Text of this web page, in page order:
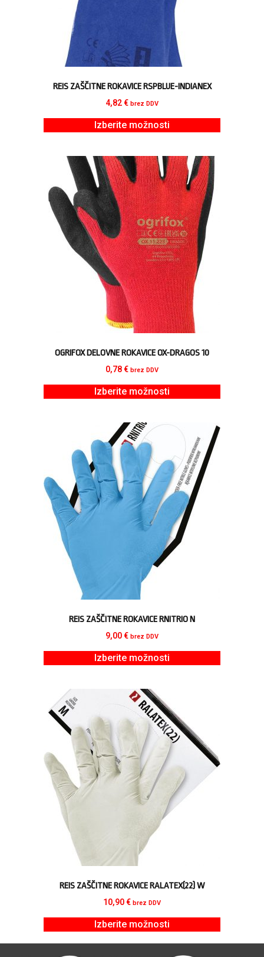
REIS ZAŠČITNE ROKAVICE RSPBLUE-INDIANEX
4,82€ brez DDV
Izberite možnosti
OGRIFOX DELOVNE ROKAVICE OX-DRAGOS 10
0,78€ brez DDV
Izberite možnosti
REIS ZAŠČITNE ROKAVICE RNITRIO N
9,00€ brez DDV
Izberite možnosti
REIS ZAŠČITNE ROKAVICE RALATEX(22) W
10,90€ brez DDV
Izberite možnosti